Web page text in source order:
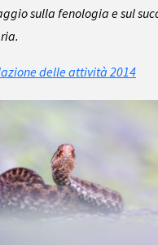
sulla fenologia e sul
.
delle attività 2014